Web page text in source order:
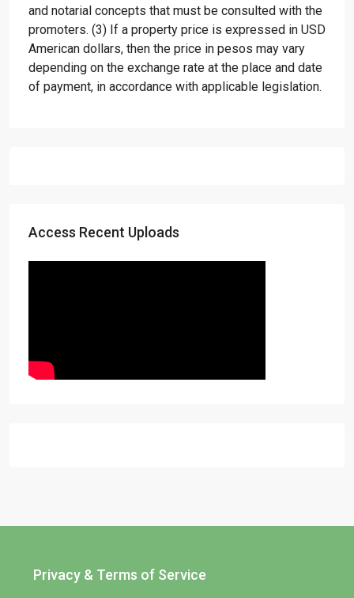
and notarial concepts that must be consulted with the
promoters. (3) If a property price is expressed in USD
American dollars, then the price in pesos may vary
depending on the exchange rate at the place and date
of payment, in accordance with applicable legislation.
Access Recent Uploads
Privacy & Terms of Service